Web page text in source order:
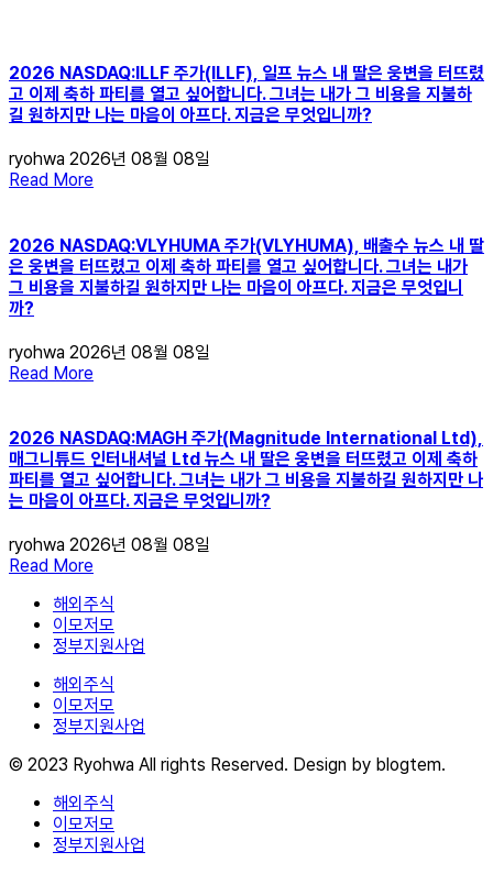
2026 NASDAQ:ILLF 주가(ILLF), 일프 뉴스 내 딸은 웅변을 터뜨렸
고 이제 축하 파티를 열고 싶어합니다. 그녀는 내가 그 비용을 지불하
길 원하지만 나는 마음이 아프다. 지금은 무엇입니까?
ryohwa 2026년 08월 08일
Read More
2026 NASDAQ:VLYHUMA 주가(VLYHUMA), 배출수 뉴스 내 딸
은 웅변을 터뜨렸고 이제 축하 파티를 열고 싶어합니다. 그녀는 내가
그 비용을 지불하길 원하지만 나는 마음이 아프다. 지금은 무엇입니
까?
ryohwa 2026년 08월 08일
Read More
2026 NASDAQ:MAGH 주가(Magnitude International Ltd),
매그니튜드 인터내셔널 Ltd 뉴스 내 딸은 웅변을 터뜨렸고 이제 축하
파티를 열고 싶어합니다. 그녀는 내가 그 비용을 지불하길 원하지만 나
는 마음이 아프다. 지금은 무엇입니까?
ryohwa 2026년 08월 08일
Read More
해외주식
이모저모
정부지원사업
해외주식
이모저모
정부지원사업
© 2023 Ryohwa All rights Reserved. Design by blogtem.
해외주식
이모저모
정부지원사업